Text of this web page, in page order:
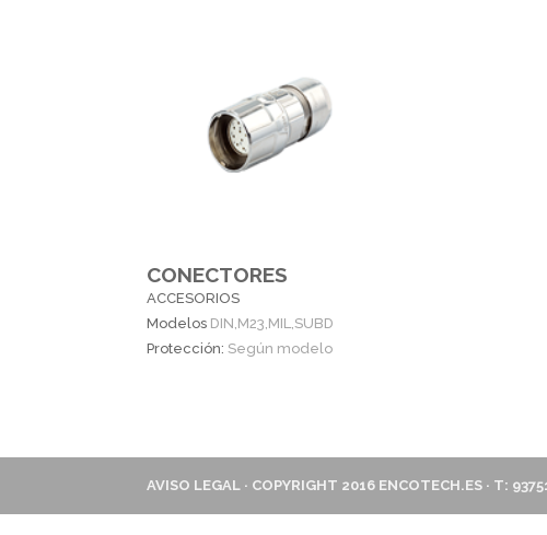
CONECTORES
ACCESORIOS
Modelos DIN,M23,MIL,SUBD
Protección: Según modelo
AVISO LEGAL · COPYRIGHT 2016 ENCOTECH.ES · T: